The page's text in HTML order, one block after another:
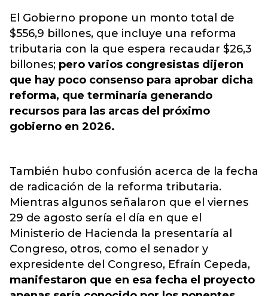
El Gobierno propone un monto total de
$556,9 billones, que incluye una reforma
tributaria con la que espera recaudar $26,3
billones; pero varios congresistas dijeron
que hay poco consenso para aprobar dicha
reforma, que terminaría generando
recursos para las arcas del próximo
gobierno en 2026.
También hubo confusión acerca de la fecha
de radicación de la reforma tributaria.
Mientras algunos señalaron que el viernes
29 de agosto sería el día en que el
Ministerio de Hacienda la presentaría al
Congreso, otros, como el senador y
expresidente del Congreso, Efraín Cepeda,
manifestaron que en esa fecha el proyecto